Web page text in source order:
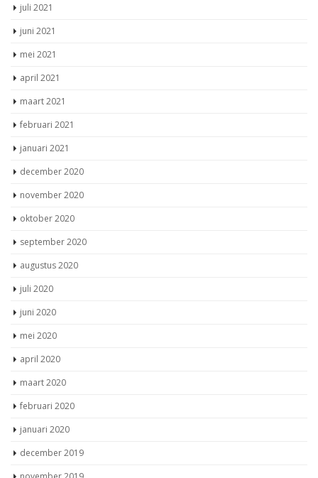
juli 2021
juni 2021
mei 2021
april 2021
maart 2021
februari 2021
januari 2021
december 2020
november 2020
oktober 2020
september 2020
augustus 2020
juli 2020
juni 2020
mei 2020
april 2020
maart 2020
februari 2020
januari 2020
december 2019